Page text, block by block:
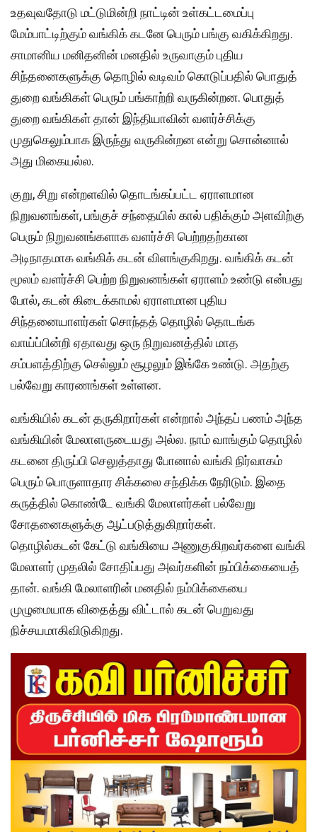
உதவுவதோடு மட்டுமின்றி நாட்டின் உள்கட்டமைப்பு
மேம்பாட்டிற்கும் வங்கிக் கடனே பெரும் பங்கு வகிக்கிறது.
சாமானிய மனிதனின் மனதில் உருவாகும் புதிய
சிந்தனைகளுக்கு தொழில் வடிவம் கொடுப்பதில் பொதுத்
துறை வங்கிகள் பெரும் பங்காற்றி வருகின்றன. பொதுத்
துறை வங்கிகள் தான் இந்தியாவின் வளர்ச்சிக்கு
முதுகெலும்பாக இருந்து வருகின்றன என்று சொன்னால்
அது மிகையல்ல.
குறு, சிறு என்றளவில் தொடங்கப்பட்ட ஏராளமான
நிறுவனங்கள், பங்குச் சந்தையில் கால் பதிக்கும் அளவிற்கு
பெரும் நிறுவனங்களாக வளர்ச்சி பெற்றதற்கான
அடிநாதமாக வங்கிக் கடன் விளங்குகிறது. வங்கிக் கடன்
மூலம் வளர்ச்சி பெற்ற நிறுவனங்கள் ஏராளம் உண்டு என்பது
போல், கடன் கிடைக்காமல் ஏராளமான புதிய
சிந்தனையாளர்கள் சொந்தத் தொழில் தொடங்க
வாய்ப்பின்றி ஏதாவது ஒரு நிறுவனத்தில் மாத
சம்பளத்திற்கு செல்லும் சூழலும் இங்கே உண்டு. அதற்கு
பல்வேறு காரணங்கள் உள்ளன.
வங்கியில் கடன் தருகிறார்கள் என்றால் அந்தப் பணம் அந்த
வங்கியின் மேலாளருடையது அல்ல. நாம் வாங்கும் தொழில்
கடனை திருப்பி செலுத்தாது போனால் வங்கி நிர்வாகம்
பெரும் பொருளாதார சிக்கலை சந்திக்க நேரிடும். இதை
கருத்தில் கொண்டே வங்கி மேலாளர்கள் பல்வேறு
சோதனைகளுக்கு ஆட்படுத்துகிறார்கள்.
தொழில்கடன் கேட்டு வங்கியை அணுகுகிறவர்களை வங்கி
மேலாளர் முதலில் சோதிப்பது அவர்களின் நம்பிக்கையைத்
தான். வங்கி மேலாளரின் மனதில் நம்பிக்கையை
முழுமையாக விதைத்து விட்டால் கடன் பெறுவது
நிச்சயமாகிவிடுகிறது.